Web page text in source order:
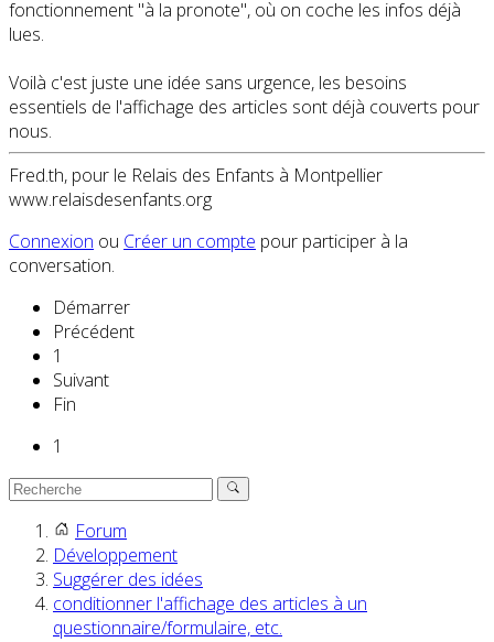
fonctionnement "à la pronote", où on coche les infos déjà
lues.
Voilà c'est juste une idée sans urgence, les besoins
essentiels de l'affichage des articles sont déjà couverts pour
nous.
Fred.th, pour le Relais des Enfants à Montpellier
www.relaisdesenfants.org
Connexion ou Créer un compte pour participer à la
conversation.
Démarrer
Précédent
1
Suivant
Fin
1
Forum
Développement
Suggérer des idées
conditionner l'affichage des articles à un
questionnaire/formulaire, etc.